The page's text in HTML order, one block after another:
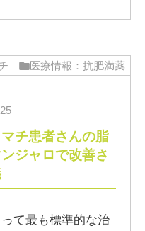
医療情報：抗肥満薬
チ患者さんの脂
ジャロで改善さ
て最も標準的な治